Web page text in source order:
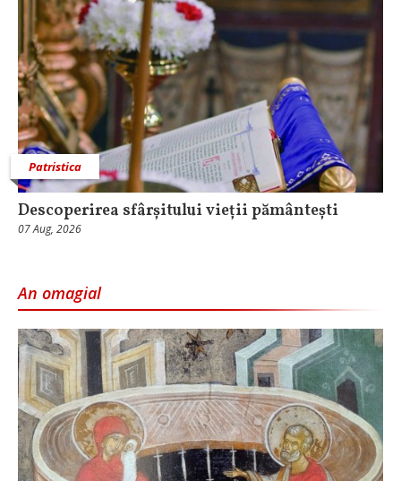
Patristica
Descoperirea sfârșitului vieții pământești
07 Aug, 2026
An omagial